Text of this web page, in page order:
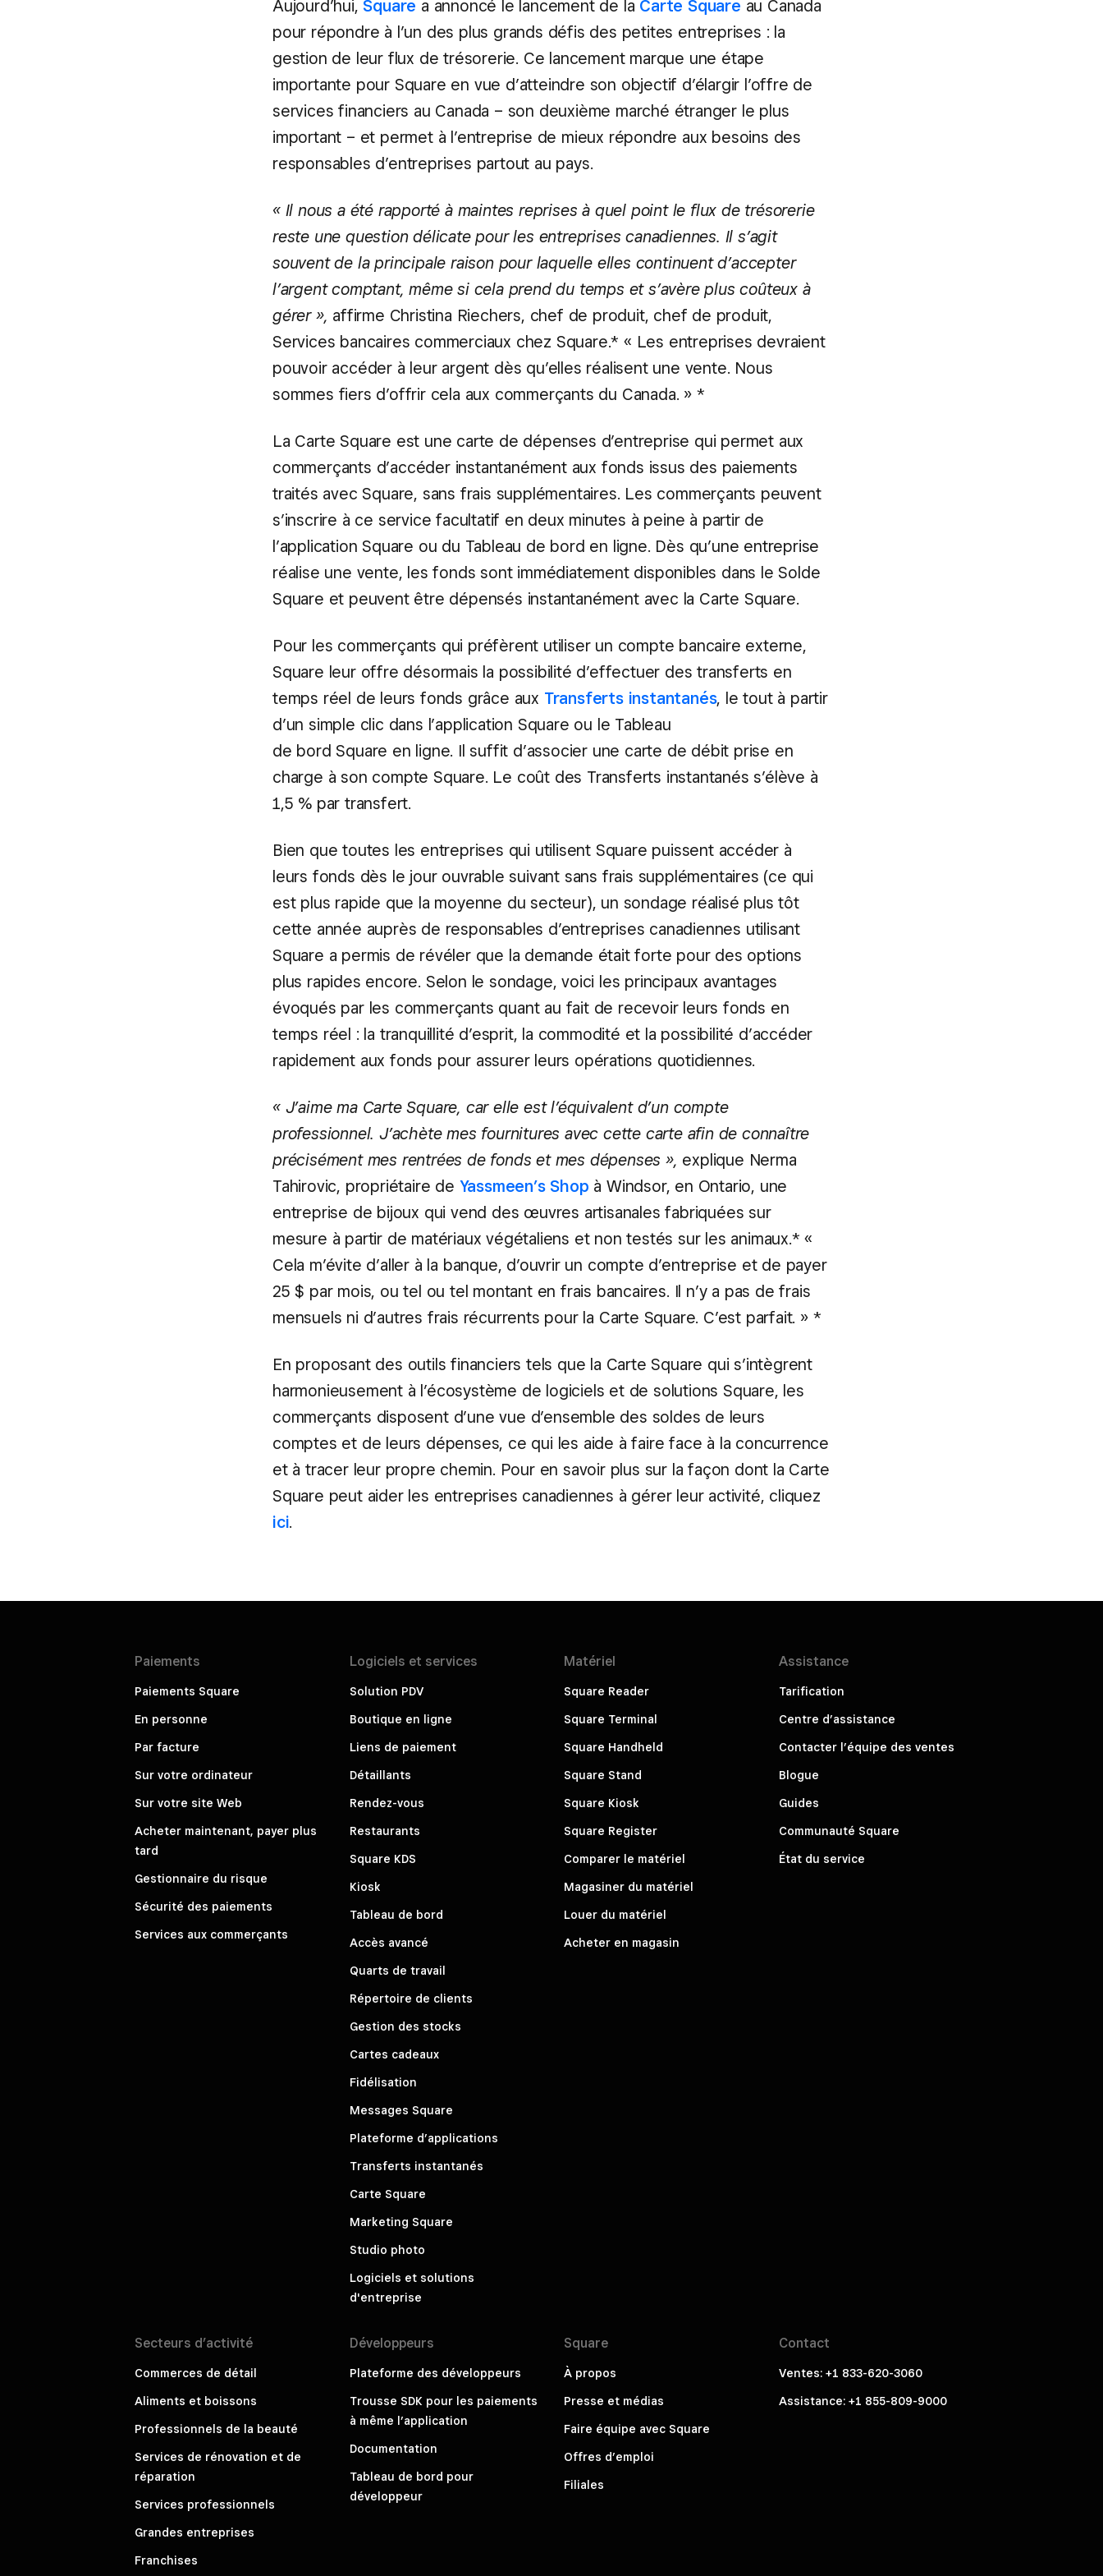
Aujourd’hui, Square a annoncé le lancement de la Carte Square au Canada
pour répondre à l’un des plus grands défis des petites entreprises : la
gestion de leur flux de trésorerie. Ce lancement marque une étape
importante pour Square en vue d’atteindre son objectif d’élargir l’offre de
services financiers au Canada – son deuxième marché étranger le plus
important – et permet à l’entreprise de mieux répondre aux besoins des
responsables d’entreprises partout au pays.
« Il nous a été rapporté à maintes reprises à quel point le flux de trésorerie
reste une question délicate pour les entreprises canadiennes. Il s’agit
souvent de la principale raison pour laquelle elles continuent d’accepter
l’argent comptant, même si cela prend du temps et s’avère plus coûteux à
gérer », affirme Christina Riechers, chef de produit, chef de produit,
Services bancaires commerciaux chez Square.* « Les entreprises devraient
pouvoir accéder à leur argent dès qu’elles réalisent une vente. Nous
sommes fiers d’offrir cela aux commerçants du Canada. » *
La Carte Square est une carte de dépenses d’entreprise qui permet aux
commerçants d’accéder instantanément aux fonds issus des paiements
traités avec Square, sans frais supplémentaires. Les commerçants peuvent
s’inscrire à ce service facultatif en deux minutes à peine à partir de
l’application Square ou du Tableau de bord en ligne. Dès qu’une entreprise
réalise une vente, les fonds sont immédiatement disponibles dans le Solde
Square et peuvent être dépensés instantanément avec la Carte Square.
Pour les commerçants qui préfèrent utiliser un compte bancaire externe,
Square leur offre désormais la possibilité d’effectuer des transferts en
temps réel de leurs fonds grâce aux Transferts instantanés, le tout à partir
d’un simple clic dans l’application Square ou le Tableau
de bord Square en ligne. Il suffit d’associer une carte de débit prise en
charge à son compte Square. Le coût des Transferts instantanés s’élève à
1,5 % par transfert.
Bien que toutes les entreprises qui utilisent Square puissent accéder à
leurs fonds dès le jour ouvrable suivant sans frais supplémentaires (ce qui
est plus rapide que la moyenne du secteur), un sondage réalisé plus tôt
cette année auprès de responsables d’entreprises canadiennes utilisant
Square a permis de révéler que la demande était forte pour des options
plus rapides encore. Selon le sondage, voici les principaux avantages
évoqués par les commerçants quant au fait de recevoir leurs fonds en
temps réel : la tranquillité d’esprit, la commodité et la possibilité d’accéder
rapidement aux fonds pour assurer leurs opérations quotidiennes.
« J’aime ma Carte Square, car elle est l’équivalent d’un compte
professionnel. J’achète mes fournitures avec cette carte afin de connaître
précisément mes rentrées de fonds et mes dépenses », explique Nerma
Tahirovic, propriétaire de Yassmeen’s Shop à Windsor, en Ontario, une
entreprise de bijoux qui vend des œuvres artisanales fabriquées sur
mesure à partir de matériaux végétaliens et non testés sur les animaux.* «
Cela m’évite d’aller à la banque, d’ouvrir un compte d’entreprise et de payer
25 $ par mois, ou tel ou tel montant en frais bancaires. Il n’y a pas de frais
mensuels ni d’autres frais récurrents pour la Carte Square. C’est parfait. » *
En proposant des outils financiers tels que la Carte Square qui s’intègrent
harmonieusement à l’écosystème de logiciels et de solutions Square, les
commerçants disposent d’une vue d’ensemble des soldes de leurs
comptes et de leurs dépenses, ce qui les aide à faire face à la concurrence
et à tracer leur propre chemin. Pour en savoir plus sur la façon dont la Carte
Square peut aider les entreprises canadiennes à gérer leur activité, cliquez
ici.
Paiements
Paiements Square
En personne
Par facture
Sur votre ordinateur
Sur votre site Web
Acheter maintenant, payer plus
tard
Gestionnaire du risque
Sécurité des paiements
Services aux commerçants
Logiciels et services
Solution PDV
Boutique en ligne
Liens de paiement
Détaillants
Rendez-vous
Restaurants
Square KDS
Kiosk
Tableau de bord
Accès avancé
Quarts de travail
Répertoire de clients
Gestion des stocks
Cartes cadeaux
Fidélisation
Messages Square
Plateforme d’applications
Transferts instantanés
Carte Square
Marketing Square
Studio photo
Logiciels et solutions
d'entreprise
Matériel
Square Reader
Square Terminal
Square Handheld
Square Stand
Square Kiosk
Square Register
Comparer le matériel
Magasiner du matériel
Louer du matériel
Acheter en magasin
Assistance
Tarification
Centre d’assistance
Contacter l’équipe des ventes
Blogue
Guides
Communauté Square
État du service
Secteurs d’activité
Commerces de détail
Aliments et boissons
Professionnels de la beauté
Services de rénovation et de
réparation
Services professionnels
Grandes entreprises
Franchises
Développeurs
Plateforme des développeurs
Trousse SDK pour les paiements
à même l’application
Documentation
Tableau de bord pour
développeur
Square
À propos
Presse et médias
Faire équipe avec Square
Offres d’emploi
Filiales
Contact
Ventes: +1 833-620-3060
Assistance: +1 855-809-9000